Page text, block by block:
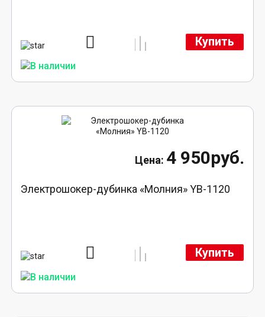
Купить
4 950руб.
Электрошокер-дубинка «Молния» YB-1120
Купить